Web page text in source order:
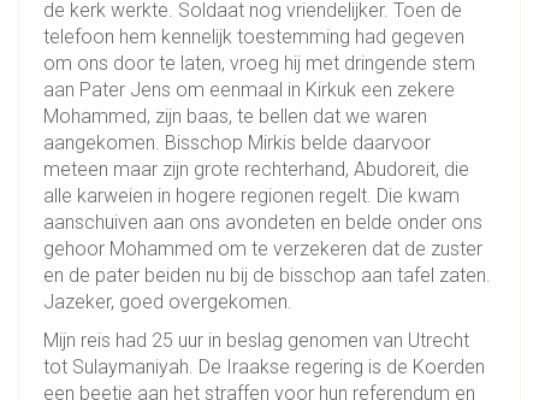
de kerk werkte. Soldaat nog vriendelijker. Toen de
telefoon hem kennelijk toestemming had gegeven
om ons door te laten, vroeg hij met dringende stem
aan Pater Jens om eenmaal in Kirkuk een zekere
Mohammed, zijn baas, te bellen dat we waren
aangekomen. Bisschop Mirkis belde daarvoor
meteen maar zijn grote rechterhand, Abudoreit, die
alle karweien in hogere regionen regelt. Die kwam
aanschuiven aan ons avondeten en belde onder ons
gehoor Mohammed om te verzekeren dat de zuster
en de pater beiden nu bij de bisschop aan tafel zaten.
Jazeker, goed overgekomen.
Mijn reis had 25 uur in beslag genomen van Utrecht
tot Sulaymaniyah. De Iraakse regering is de Koerden
een beetje aan het straffen voor hun referendum en